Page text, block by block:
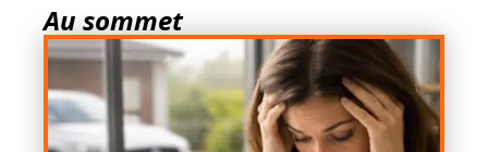
Au sommet